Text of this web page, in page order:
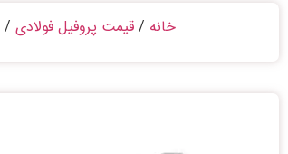
خانه / قیمت پروفیل فولادی /